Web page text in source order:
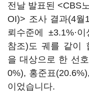
전날 발표된 <CBS
OI)> 조사 결과(4월
뢰수준에 ±3.1%·
참조)도 궤를 같이
을 대상으로 한 선
0%), 홍준표
이었습니다.